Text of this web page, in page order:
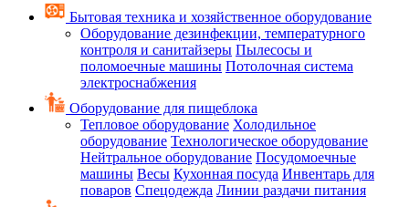
Бытовая техника и хозяйственное оборудование
Оборудование дезинфекции, температурного
контроля и санитайзеры Пылесосы и
поломоечные машины Потолочная система
электроснабжения
Оборудование для пищеблока
Тепловое оборудование Холодильное
оборудование Технологическое оборудование
Нейтральное оборудование Посудомоечные
машины Весы Кухонная посуда Инвентарь для
поваров Спецодежда Линии раздачи питания